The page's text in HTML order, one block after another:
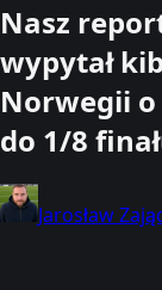
Nasz
wypytał
Norwegii
do 1/8
Jarosław